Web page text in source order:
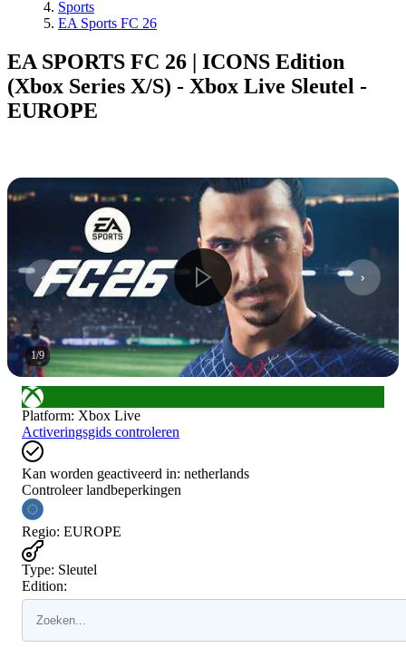
Sports
EA Sports FC 26
EA SPORTS FC 26 | ICONS Edition
(Xbox Series X/S) - Xbox Live Sleutel -
EUROPE
1/9
Platform: Xbox Live
Activeringsgids controleren
Kan worden geactiveerd in: netherlands
Controleer landbeperkingen
Regio: EUROPE
Type: Sleutel
Edition: